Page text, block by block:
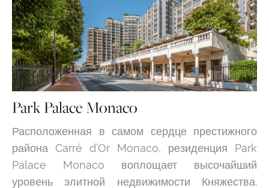
Park Palace Monaco
Расположенная в самом сердце престижного
района Carré d’Or Monaco, резиденция Park
Palace Monaco воплощает высочайший
уровень элитной недвижимости Княжества.